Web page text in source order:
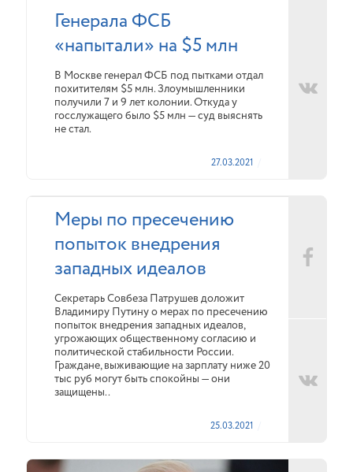
Генерала ФСБ
«напытали» на $5 млн
В Москве генерал ФСБ под пытками отдал
похитителям $5 млн. Злоумышленники
получили 7 и 9 лет колонии. Откуда у
госслужащего было $5 млн — суд выяснять
не стал.
27.03.2021
Меры по пресечению
попыток внедрения
западных идеалов
Секретарь Совбеза Патрушев доложит
Владимиру Путину о мерах по пресечению
попыток внедрения западных идеалов,
угрожающих общественному согласию и
политической стабильности России.
Граждане, выживающие на зарплату ниже 20
тыс руб могут быть спокойны — они
защищены..
25.03.2021